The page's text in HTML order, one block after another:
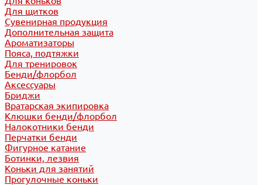
Для щитков
Сувенирная продукция
Дополнительная защита
Ароматизаторы
Пояса, подтяжки
Для тренировок
Бенди/флорбол
Аксессуары
Бриджи
Вратарская экипировка
Клюшки бенди/флорбол
Налокотники бенди
Перчатки бенди
Фигурное катание
Ботинки, лезвия
Коньки для занятий
Прогулочные коньки